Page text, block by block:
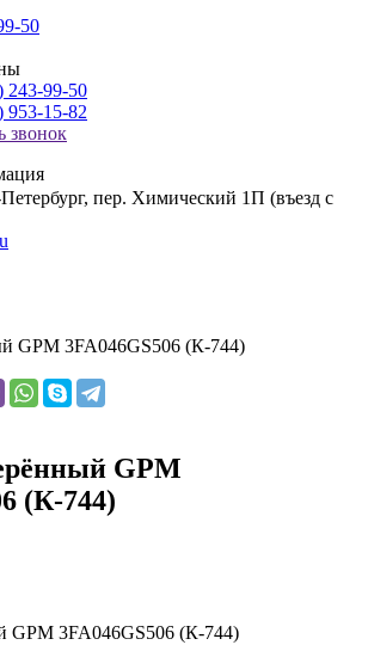
50
243-99-50
953-15-82
звонок
пер. Химический 1П (въезд с
GPM 3FA046GS506 (К-744)
GPM
(К-744)
GPM 3FA046GS506 (К-744)